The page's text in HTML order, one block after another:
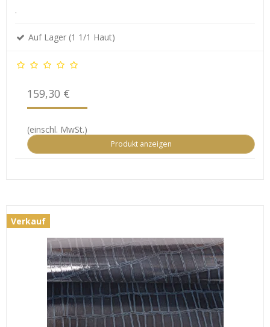
.
Auf Lager (1 1/1 Haut)
159,30 €
(einschl. MwSt.)
Produkt anzeigen
Verkauf